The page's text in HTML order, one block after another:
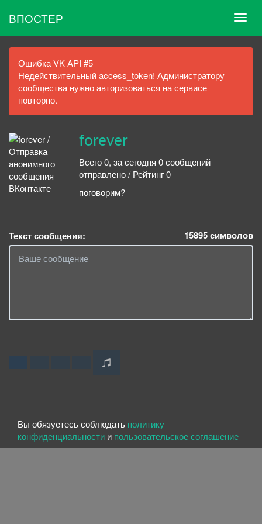
ВПОСТЕР
Ошибка VK API #5
Недействительный access_token! Администратору
сообщества нужно авторизоваться на сервисе
повторно.
forever
Всего 0, за сегодня 0 сообщений
отправлено / Рейтинг 0
поговорим?
Текст сообщения: 15895символов
Вы обязуетесь соблюдать политику
конфиденциальности и пользовательское соглашение